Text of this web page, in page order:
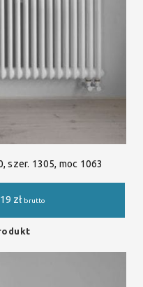
szer. 1305, moc 1063
zł brutto